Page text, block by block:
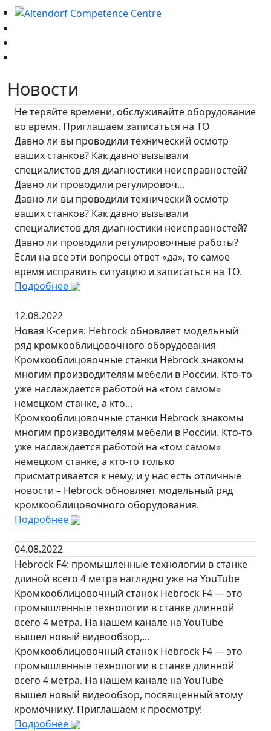
Новости
Не теряйте времени, обслуживайте оборудование
во время. Приглашаем записаться на ТО
Давно ли вы проводили технический осмотр
ваших станков? Как давно вызывали
специалистов для диагностики неисправностей?
Давно ли проводили регулировоч...
Давно ли вы проводили технический осмотр
ваших станков? Как давно вызывали
специалистов для диагностики неисправностей?
Давно ли проводили регулировочные работы?
Если на все эти вопросы ответ «да», то самое
время исправить ситуацию и записаться на ТО.
Подробнее
12.08.2022
Новая K-серия: Hebrock обновляет модельный
ряд кромкооблицовочного оборудования
Кромкооблицовочные станки Hebrock знакомы
многим производителям мебели в России. Кто-то
уже наслаждается работой на «том самом»
немецком станке, а кто...
Кромкооблицовочные станки Hebrock знакомы
многим производителям мебели в России. Кто-то
уже наслаждается работой на «том самом»
немецком станке, а кто-то только
присматривается к нему, и у нас есть отличные
новости – Hebrock обновляет модельный ряд
кромкооблицовочного оборудования.
Подробнее
04.08.2022
Hebrock F4: промышленные технологии в станке
длиной всего 4 метра наглядно уже на YouTube
Кромкооблицовочный станок Hebrock F4 — это
промышленные технологии в станке длинной
всего 4 метра. На нашем канале на YouTube
вышел новый видеообзор,...
Кромкооблицовочный станок Hebrock F4 — это
промышленные технологии в станке длинной
всего 4 метра. На нашем канале на YouTube
вышел новый видеообзор, посвященный этому
кромочнику. Приглашаем к просмотру!
Подробнее